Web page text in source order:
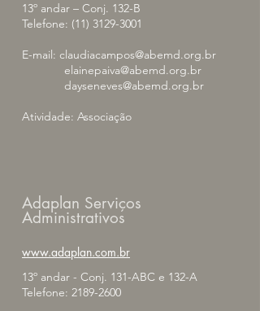
13º andar – Conj. 132-B
Telefone: (11) 3129-3001
E-mail: claudiacampos@abemd.org.br
elainepaiva@abemd.org.br
dayseneves@abemd.org.br
Atividade: Associação
Adaplan Serviços
Administrativos
www.adaplan.com.br
13º andar - Conj. 131-ABC e 132-A
Telefone: 2189-2600